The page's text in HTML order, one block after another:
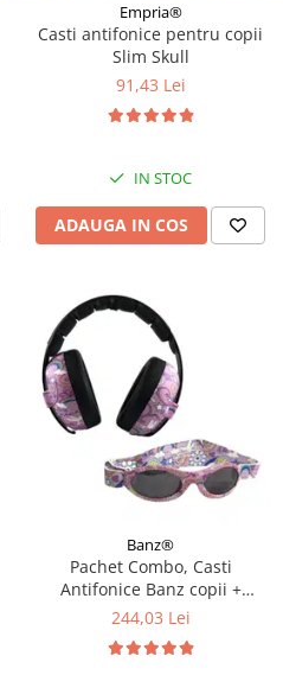
Empria®
Casti antifonice pentru copii
Slim Skull
91,43 Lei
IN STOC
ADAUGA IN COS
Banz®
Pachet Combo, Casti
Antifonice Banz copii +
Ochelari de Soare Protectie
modele
244,03 Lei